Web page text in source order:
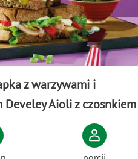
z warzywami i
Develey Aioli z czosnkiem